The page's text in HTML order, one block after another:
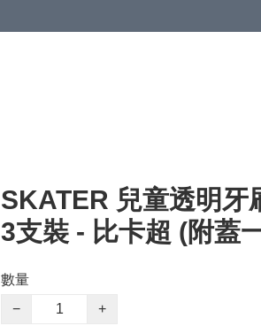
SKATER 兒童透明牙
3支裝 - 比卡超 (附蓋
數量
−
+